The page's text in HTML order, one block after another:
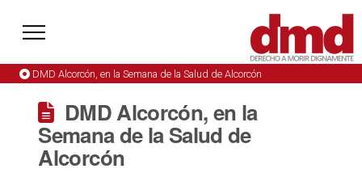
DMD Alcorcón, en la Semana de la Salud de Alcorcón
DMD Alcorcón, en la
Semana de la Salud de
Alcorcón